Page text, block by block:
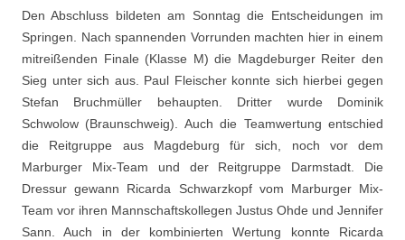
Den Abschluss bildeten am Sonntag die Entscheidungen im
Springen. Nach spannenden Vorrunden machten hier in einem
mitreißenden Finale (Klasse M) die Magdeburger Reiter den
Sieg unter sich aus. Paul Fleischer konnte sich hierbei gegen
Stefan Bruchmüller behaupten. Dritter wurde Dominik
Schwolow (Braunschweig). Auch die Teamwertung entschied
die Reitgruppe aus Magdeburg für sich, noch vor dem
Marburger Mix-Team und der Reitgruppe Darmstadt. Die
Dressur gewann Ricarda Schwarzkopf vom Marburger Mix-
Team vor ihren Mannschaftskollegen Justus Ohde und Jennifer
Sann. Auch in der kombinierten Wertung konnte Ricarda